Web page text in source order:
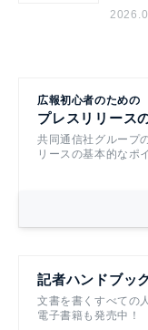
広報初心者のための
プレスリリース
共同通信社グループ
リースの基本的なポ
記者ハンドブッ
文書を書くすべての
電子書籍も発売中！